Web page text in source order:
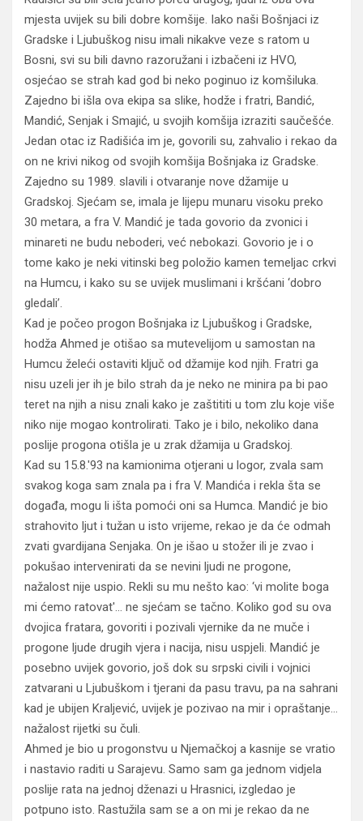
mjesta uvijek su bili dobre komšije. Iako naši Bošnjaci iz
Gradske i Ljubuškog nisu imali nikakve veze s ratom u
Bosni, svi su bili davno razoružani i izbačeni iz HVO,
osjećao se strah kad god bi neko poginuo iz komšiluka.
Zajedno bi išla ova ekipa sa slike, hodže i fratri, Bandić,
Mandić, Senjak i Smajić, u svojih komšija izraziti saučešće.
Jedan otac iz Radišića im je, govorili su, zahvalio i rekao da
on ne krivi nikog od svojih komšija Bošnjaka iz Gradske.
Zajedno su 1989. slavili i otvaranje nove džamije u
Gradskoj. Sjećam se, imala je lijepu munaru visoku preko
30 metara, a fra V. Mandić je tada govorio da zvonici i
minareti ne budu neboderi, već nebokazi. Govorio je i o
tome kako je neki vitinski beg položio kamen temeljac crkvi
na Humcu, i kako su se uvijek muslimani i kršćani ‘dobro
gledali’.
Kad je počeo progon Bošnjaka iz Ljubuškog i Gradske,
hodža Ahmed je otišao sa mutevelijom u samostan na
Humcu želeći ostaviti ključ od džamije kod njih. Fratri ga
nisu uzeli jer ih je bilo strah da je neko ne minira pa bi pao
teret na njih a nisu znali kako je zaštititi u tom zlu koje više
niko nije mogao kontrolirati. Tako je i bilo, nekoliko dana
poslije progona otišla je u zrak džamija u Gradskoj.
Kad su 15.8.'93 na kamionima otjerani u logor, zvala sam
svakog koga sam znala pa i fra V. Mandića i rekla šta se
događa, mogu li išta pomoći oni sa Humca. Mandić je bio
strahovito ljut i tužan u isto vrijeme, rekao je da će odmah
zvati gvardijana Senjaka. On je išao u stožer ili je zvao i
pokušao intervenirati da se nevini ljudi ne progone,
nažalost nije uspio. Rekli su mu nešto kao: ‘vi molite boga
mi ćemo ratovat'… ne sjećam se tačno. Koliko god su ova
dvojica fratara, govoriti i pozivali vjernike da ne muče i
progone ljude drugih vjera i nacija, nisu uspjeli. Mandić je
posebno uvijek govorio, još dok su srpski civili i vojnici
zatvarani u Ljubuškom i tjerani da pasu travu, pa na sahrani
kad je ubijen Kraljević, uvijek je pozivao na mir i opraštanje…
nažalost rijetki su čuli.
Ahmed je bio u progonstvu u Njemačkoj a kasnije se vratio
i nastavio raditi u Sarajevu. Samo sam ga jednom vidjela
poslije rata na jednoj dženazi u Hrasnici, izgledao je
potpuno isto. Rastužila sam se a on mi je rekao da ne